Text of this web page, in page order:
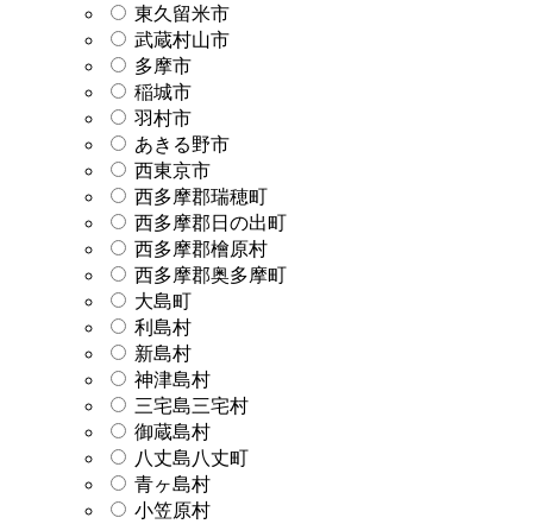
東久留米市
武蔵村山市
多摩市
稲城市
羽村市
あきる野市
西東京市
西多摩郡瑞穂町
西多摩郡日の出町
西多摩郡檜原村
西多摩郡奥多摩町
大島町
利島村
新島村
神津島村
三宅島三宅村
御蔵島村
八丈島八丈町
青ヶ島村
小笠原村